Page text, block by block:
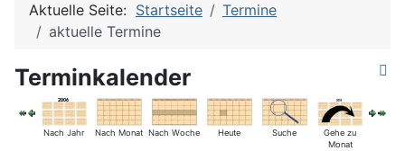
Aktuelle Seite: Startseite
Termine
aktuelle Termine
Terminkalender
Nach Jahr Nach Monat Nach Woche Heute Suche
Gehe zu
Monat